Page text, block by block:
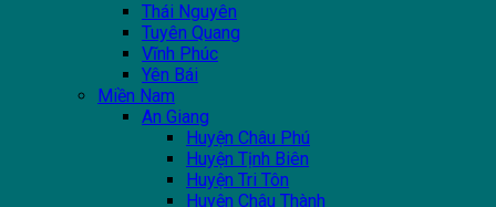
Thái Nguyên
Tuyên Quang
Vĩnh Phúc
Yên Bái
Miền Nam
An Giang
Huyện Châu Phú
Huyện Tịnh Biên
Huyện Tri Tôn
Huyện Châu Thành